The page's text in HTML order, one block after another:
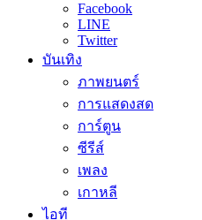
Facebook
LINE
Twitter
บันเทิง
ภาพยนตร์
การแสดงสด
การ์ตูน
ซีรีส์
เพลง
เกาหลี
ไอที